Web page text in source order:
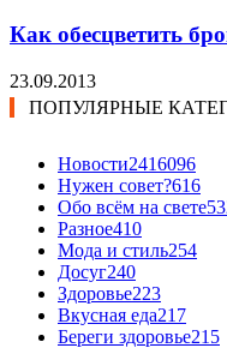
Как обесцветить
23.09.2013
ПОПУЛЯРНЫЕ
Новости2416096
Нужен совет?616
Обо всём на свете
Разное410
Мода и стиль254
Досуг240
Здоровье223
Вкусная еда217
Береги здоровье215